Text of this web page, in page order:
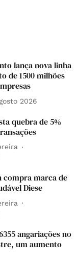
lança nova linha
de 1500 milhões
2026
quebra de 5%
compra marca de
Diese
angariações no
um aumento